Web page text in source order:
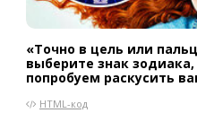
«Точно в цель или
выберите знак
попробуем раскусить
HTML-код